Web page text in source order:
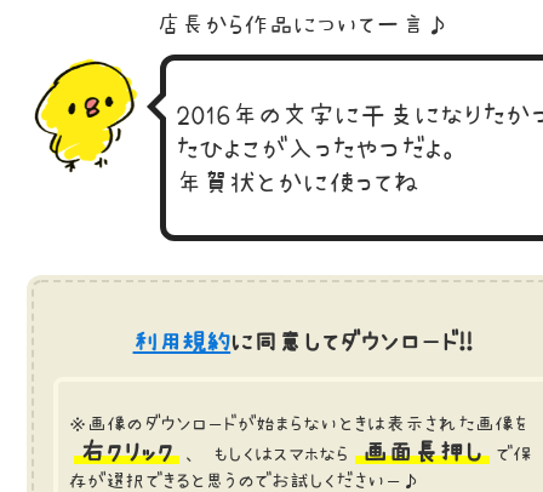
店長から作品に ついて一言♪
2016年の文字に干支になりたか
たひよこが入ったやつだよ。
年賀状とかに使ってね
利用規約に同意してダウンロード!!
※画像のダウンロードが始まらないときは表示された画像を
右クリック 、 もしくはスマホなら 画面長押し
で保
存が選択できると思うのでお試しくださいー♪